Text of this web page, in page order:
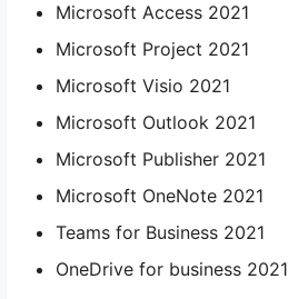
Microsoft Access 2021
Microsoft Project 2021
Microsoft Visio 2021
Microsoft Outlook 2021
Microsoft Publisher 2021
Microsoft OneNote 2021
Teams for Business 2021
OneDrive for business 2021